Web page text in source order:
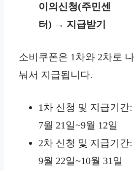
이의신청(주민센
터) → 지급받기
소비쿠폰은 1차와 2차로 나
눠서 지급됩니다.
1차 신청 및 지급기간:
7월 21일~9월 12일
2차 신청 및 지급기간:
9월 22일~10월 31일